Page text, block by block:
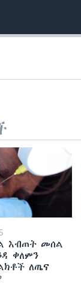
እብጠት መሰል
ቀለምን
ለጤና